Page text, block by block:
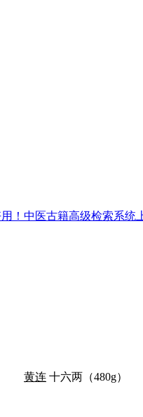
！中医古籍高级检索系统
） 黄连 十六两（480g